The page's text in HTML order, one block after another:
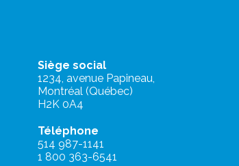
Siège social
1234, avenue Papineau,
Montréal (Québec)
H2K 0A4
Téléphone
514 987-1141
1 800 363-6541